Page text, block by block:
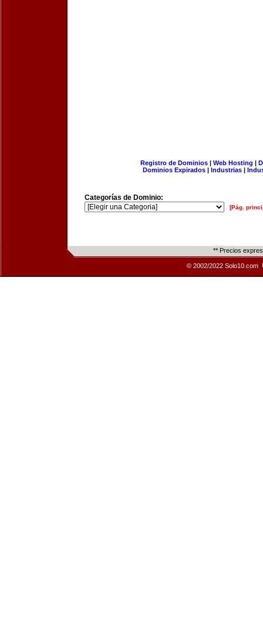
Registro de Dominios| Web Hosting |
Dominios Expirados | Industrias |
Categorías de Dominio:
[Pág.
** Precios
© 2002/2022 Solo10.com